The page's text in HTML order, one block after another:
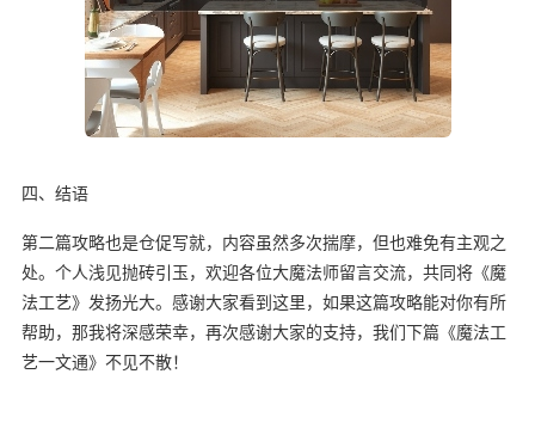
四、结语
第二篇攻略也是仓促写就，内容虽然多次揣摩，但也难免有主观之
处。个人浅见抛砖引玉，欢迎各位大魔法师留言交流，共同将《魔
法工艺》发扬光大。感谢大家看到这里，如果这篇攻略能对你有所
帮助，那我将深感荣幸，再次感谢大家的支持，我们下篇《魔法工
艺一文通》不见不散！